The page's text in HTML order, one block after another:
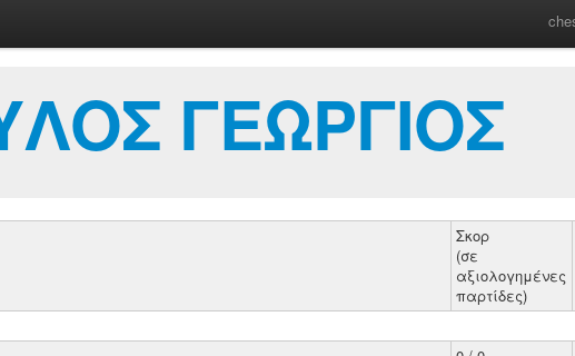
ΓΕΩΡΓΙΟΣ
Σκορ
(σε
αξιολογημένες
παρτίδες)